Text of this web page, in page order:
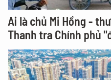
Ai là chủ Mi Hồng -
Thanh tra Chính phủ